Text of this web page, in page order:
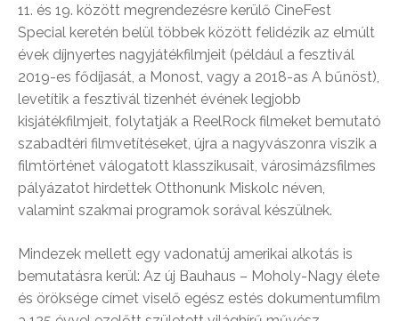
11. és 19. között megrendezésre kerülő CineFest
Special keretén belül többek között felidézik az elmúlt
évek díjnyertes nagyjátékfilmjeit (például a fesztivál
2019-es fődíjasát, a Monost, vagy a 2018-as A bűnöst),
levetítik a fesztivál tizenhét évének legjobb
kisjátékfilmjeit, folytatják a ReelRock filmeket bemutató
szabadtéri filmvetítéseket, újra a nagyvászonra viszik a
filmtörténet válogatott klasszikusait, városimázsfilmes
pályázatot hirdettek Otthonunk Miskolc néven,
valamint szakmai programok sorával készülnek.
Mindezek mellett egy vadonatúj amerikai alkotás is
bemutatásra kerül: Az új Bauhaus – Moholy-Nagy élete
és öröksége címet viselő egész estés dokumentumfilm